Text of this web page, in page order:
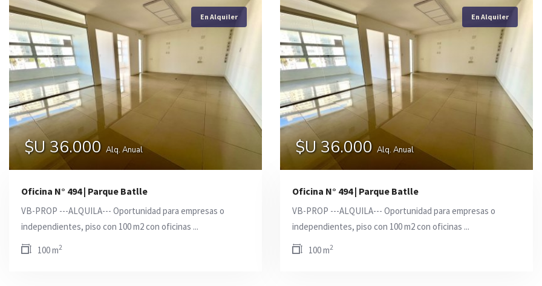
En Alquiler
$U 36.000 Alq. Anual
En Alquiler
$U 36.000Alq. Anual
Oficina N° 494 | Parque Batlle
VB-PROP ---ALQUILA--- Oportunidad para empresas o
independientes, piso con 100 m2 con oficinas ...
100 m2
En Alquiler
$U 36.000Alq. Anual
En Alquiler
$U 36.000 Alq. Anual
Oficina N° 494 | Parque Batlle
VB-PROP ---ALQUILA--- Oportunidad para empresas o
independientes, piso con 100 m2 con oficinas ...
100 m2